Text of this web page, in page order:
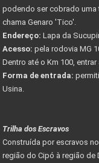
podendo ser cobrado uma
chama Genaro 'Tico'.
Endereço: Lapa da
Acesso: pela rodovia MG
Dentro até o Km 100,
Forma de entrada:
Usina.
Trilha dos Escravos
Construída por escravos
região do Cipó à região de